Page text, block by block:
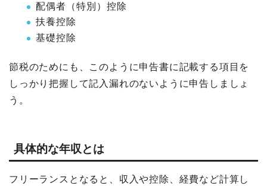
配偶者（特別）控除
扶養控除
基礎控除
節税のためにも、このように申告書に記載する項目を
しっかり把握して記入漏れのないように申告しましょ
う。
具体的な年収とは
フリーランスとなると、収入や控除、経費など計算し